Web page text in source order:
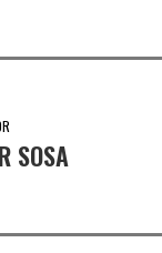
SOSA